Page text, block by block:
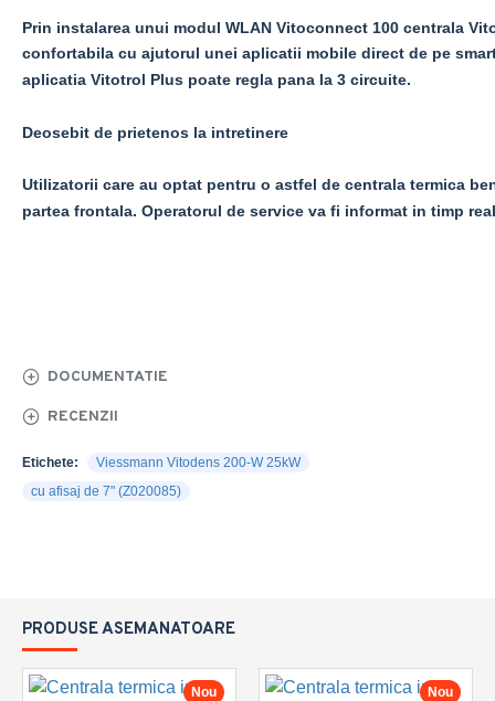
Prin instalarea unui modul WLAN Vitoconnect 100 centrala
confortabila cu ajutorul unei aplicatii mobile direct de pe
aplicatia Vitotrol Plus poate regla pana la 3 circuite.
Deosebit de prietenos la intretinere
Utilizatorii care au optat pentru o astfel de centrala termica
partea frontala. Operatorul de service va fi informat in timp
DOCUMENTATIE
RECENZII
Etichete:
Viessmann Vitodens 200-W 25kW
cu afisaj de 7" (Z020085)
PRODUSE ASEMANATOARE
Nou
Nou